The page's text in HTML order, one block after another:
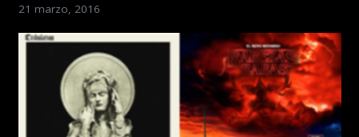
21 marzo, 2016